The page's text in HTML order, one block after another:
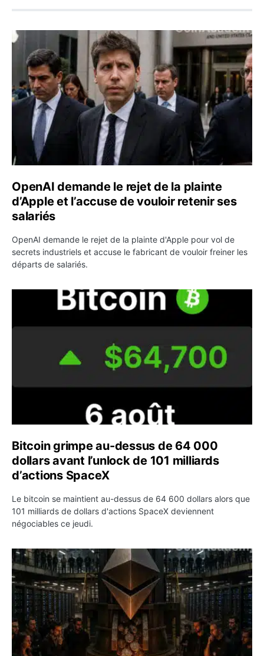
OpenAI demande le rejet de la plainte d’Apple et
OpenAI demande le rejet de la plainte
d’Apple et l’accuse de vouloir retenir ses
salariés
OpenAI demande le rejet de la plainte d'Apple pour vol de
secrets industriels et accuse le fabricant de vouloir freiner les
départs de salariés.
Bitcoin grimpe au-dessus de 64 000 dollars avant
Bitcoin grimpe au-dessus de 64 000
dollars avant l’unlock de 101 milliards
d’actions SpaceX
Le bitcoin se maintient au-dessus de 64 600 dollars alors que
101 milliards de dollars d'actions SpaceX deviennent
négociables ce jeudi.
ETH : Ethereum veut brûler les récompenses des